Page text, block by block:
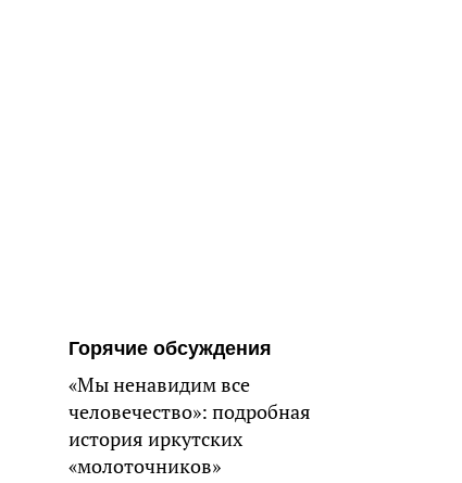
Горячие обсуждения
«Мы ненавидим все
человечество»: подробная
история иркутских
«молоточников»